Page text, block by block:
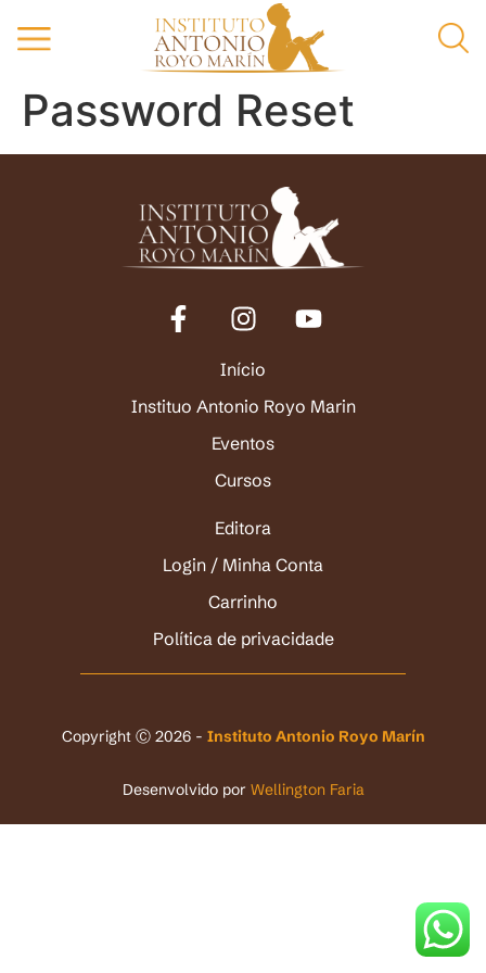
Password Reset
Início
Instituo Antonio Royo Marin
Eventos
Cursos
Editora
Login / Minha Conta
Carrinho
Política de privacidade
Copyright Ⓒ 2026 - Instituto Antonio Royo Marín
Desenvolvido por Wellington Faria